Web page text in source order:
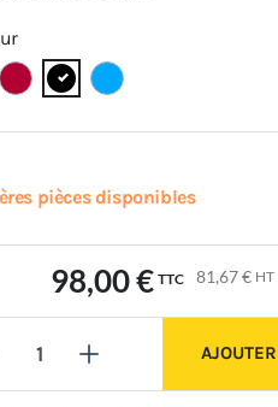
pièces disponibles
98,00 € TTC 81,67 € HT
+